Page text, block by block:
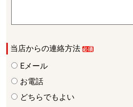
当店からの連絡方法
Eメール
お電話
どちらでもよい